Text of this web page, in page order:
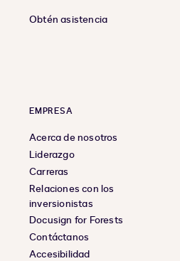
Obtén asistencia
EMPRESA
Acerca de nosotros
Liderazgo
Carreras
Relaciones con los
inversionistas
Docusign for Forests
Contáctanos
Accesibilidad